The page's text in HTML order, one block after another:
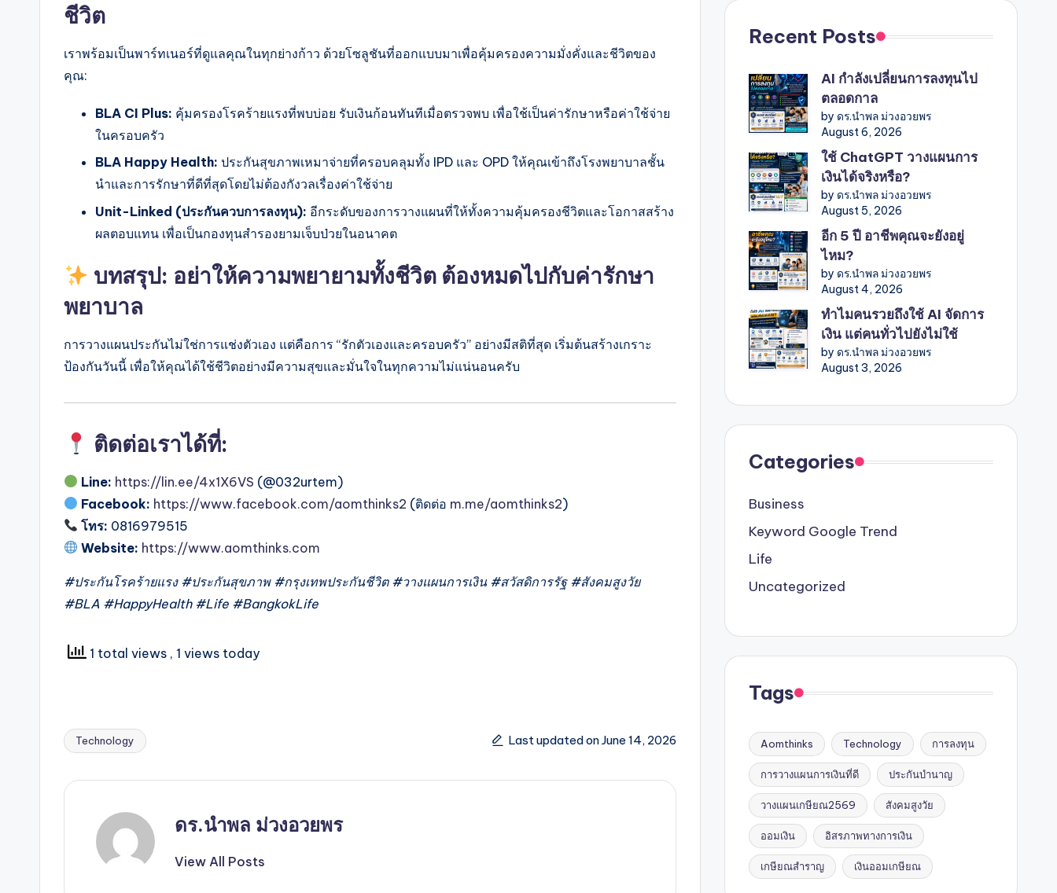
ชีวิต
เราพร้อมเป็นพาร์ทเนอร์ที่ดูแลคุณในทุกย่างก้าว ด้วยโซลูชันที่ออกแบบมาเพื่อคุ้มครองความมั่งคั่งและชีวิตของ
คุณ:
BLA CI Plus: คุ้มครองโรคร้ายแรงที่พบบ่อย รับเงินก้อนทันทีเมื่อตรวจพบ เพื่อใช้เป็นค่ารักษาหรือค่าใช้จ่าย
ในครอบครัว
BLA Happy Health: ประกันสุขภาพเหมาจ่ายที่ครอบคลุมทั้ง IPD และ OPD ให้คุณเข้าถึงโรงพยาบาลชั้น
นำและการรักษาที่ดีที่สุดโดยไม่ต้องกังวลเรื่องค่าใช้จ่าย
Unit-Linked (ประกันควบการลงทุน): อีกระดับของการวางแผนที่ให้ทั้งความคุ้มครองชีวิตและโอกาสสร้าง
ผลตอบแทน เพื่อเป็นกองทุนสำรองยามเจ็บป่วยในอนาคต
บทสรุป: อย่าให้ความพยายามทั้งชีวิต ต้องหมดไปกับค่ารักษา
พยาบาล
การวางแผนประกันไม่ใช่การแช่งตัวเอง แต่คือการ “รักตัวเองและครอบครัว” อย่างมีสติที่สุด เริ่มต้นสร้างเกราะ
ป้องกันวันนี้ เพื่อให้คุณได้ใช้ชีวิตอย่างมีความสุขและมั่นใจในทุกความไม่แน่นอนครับ
ติดต่อเราได้ที่:
Line: https://lin.ee/4x1X6VS (@032urtem)
Facebook: https://www.facebook.com/aomthinks2 (ติดต่อ m.me/aomthinks2)
โทร: 0816979515
Website: https://www.aomthinks.com
#ประกันโรคร้ายแรง #ประกันสุขภาพ #กรุงเทพประกันชีวิต #วางแผนการเงิน #สวัสดิการรัฐ #สังคมสูงวัย
#BLA #HappyHealth #Life #BangkokLife
1 total views , 1 views today
Tags:
Technology Last updated on June 14, 2026
ดร.นำพล ม่วงอวยพร
View All Posts
Recent Posts
AI กำลังเปลี่ยนการลงทุนไป
ตลอดกาล
by ดร.นำพล ม่วงอวยพร
August 6, 2026
ใช้ ChatGPT วางแผนการ
เงินได้จริงหรือ?
by ดร.นำพล ม่วงอวยพร
August 5, 2026
อีก 5 ปี อาชีพคุณจะยังอยู่
ไหม?
by ดร.นำพล ม่วงอวยพร
August 4, 2026
ทำไมคนรวยถึงใช้ AI จัดการ
เงิน แต่คนทั่วไปยังไม่ใช้
by ดร.นำพล ม่วงอวยพร
August 3, 2026
Categories
Business
Keyword Google Trend
Life
Uncategorized
Tags
Aomthinks Technology การลงทุน
การวางแผนการเงินที่ดี ประกันบำนาญ
วางแผนเกษียณ2569 สังคมสูงวัย
ออมเงิน อิสรภาพทางการเงิน
เกษียณสำราญ เงินออมเกษียณ